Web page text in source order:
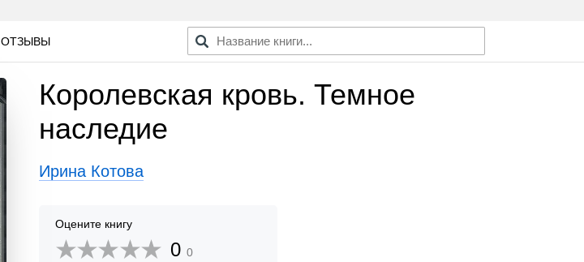
ОТЗЫВЫ
Королевская кровь. Темное
наследие
Ирина Котова
Оцените книгу
0 0